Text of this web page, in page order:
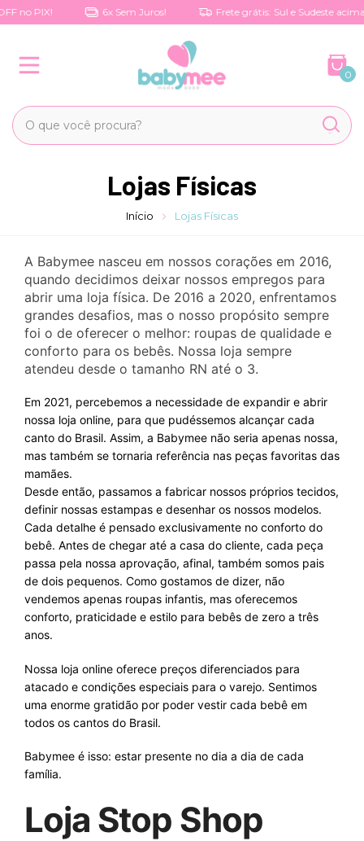
no PIX! 6x Sem Juros! Frete grátis: Sul e Sudeste acima
0
Lojas Físicas
Início Lojas Físicas
A Babymee nasceu em nossos corações em 2016,
quando decidimos deixar nossos empregos para
abrir uma loja física. De 2016 a 2020, enfrentamos
grandes desafios, mas o nosso propósito sempre
foi o de oferecer o melhor: roupas de qualidade e
conforto para os bebês. Nossa loja sempre
atendeu desde o tamanho RN até o 3.
Em 2021, percebemos a necessidade de expandir e abrir
nossa loja online, para que pudéssemos alcançar cada
canto do Brasil. Assim, a Babymee não seria apenas nossa,
mas também se tornaria referência nas peças favoritas das
mamães.
Desde então, passamos a fabricar nossos próprios tecidos,
definir nossas estampas e desenhar os nossos modelos.
Cada detalhe é pensado exclusivamente no conforto do
bebê. Antes de chegar até a casa do cliente, cada peça
passa pela nossa aprovação, afinal, também somos pais
de dois pequenos. Como gostamos de dizer, não
vendemos apenas roupas infantis, mas oferecemos
conforto, praticidade e estilo para bebês de zero a três
anos.
Nossa loja online oferece preços diferenciados para
atacado e condições especiais para o varejo. Sentimos
uma enorme gratidão por poder vestir cada bebê em
todos os cantos do Brasil.
Babymee é isso: estar presente no dia a dia de cada
família.
Loja Stop Shop